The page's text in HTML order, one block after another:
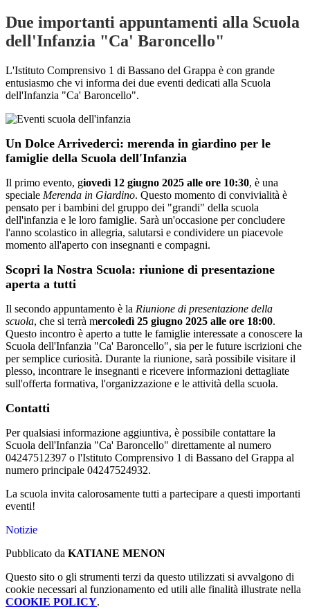
Due importanti appuntamenti alla Scuola
dell'Infanzia "Ca' Baroncello"
L'Istituto Comprensivo 1 di Bassano del Grappa è con grande
entusiasmo che vi informa dei due eventi dedicati alla Scuola
dell'Infanzia "Ca' Baroncello".
Un Dolce Arrivederci: merenda in giardino per le
famiglie della Scuola dell'Infanzia
Il primo evento, giovedì 12 giugno 2025 alle ore 10:30, è una
speciale Merenda in Giardino. Questo momento di convivialità è
pensato per i bambini del gruppo dei "grandi" della scuola
dell'infanzia e le loro famiglie. Sarà un'occasione per concludere
l'anno scolastico in allegria, salutarsi e condividere un piacevole
momento all'aperto con insegnanti e compagni.
Scopri la Nostra Scuola: riunione di presentazione
aperta a tutti
Il secondo appuntamento è la Riunione di presentazione della
scuola, che si terrà mercoledì 25 giugno 2025 alle ore 18:00.
Questo incontro è aperto a tutte le famiglie interessate a conoscere la
Scuola dell'Infanzia "Ca' Baroncello", sia per le future iscrizioni che
per semplice curiosità. Durante la riunione, sarà possibile visitare il
plesso, incontrare le insegnanti e ricevere informazioni dettagliate
sull'offerta formativa, l'organizzazione e le attività della scuola.
Contatti
Per qualsiasi informazione aggiuntiva, è possibile contattare la
Scuola dell'Infanzia "Ca' Baroncello" direttamente al numero
04247512397 o l'Istituto Comprensivo 1 di Bassano del Grappa al
numero principale 04247524932.
La scuola invita calorosamente tutti a partecipare a questi importanti
eventi!
Notizie
Pubblicato da KATIANE MENON
Questo sito o gli strumenti terzi da questo utilizzati si avvalgono di
cookie necessari al funzionamento ed utili alle finalità illustrate nella
COOKIE POLICY.